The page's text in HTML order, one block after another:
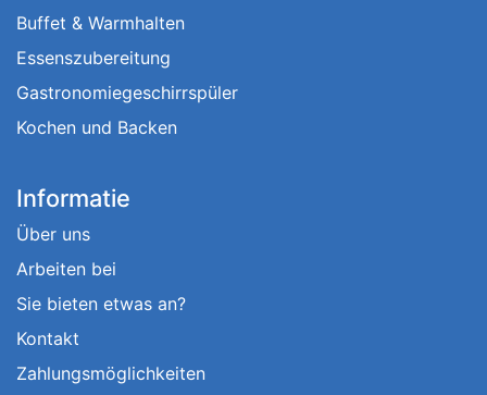
Buffet & Warmhalten
Essenszubereitung
Gastronomiegeschirrspüler
Kochen und Backen
Informatie
Über uns
Arbeiten bei
Sie bieten etwas an?
Kontakt
Zahlungsmöglichkeiten